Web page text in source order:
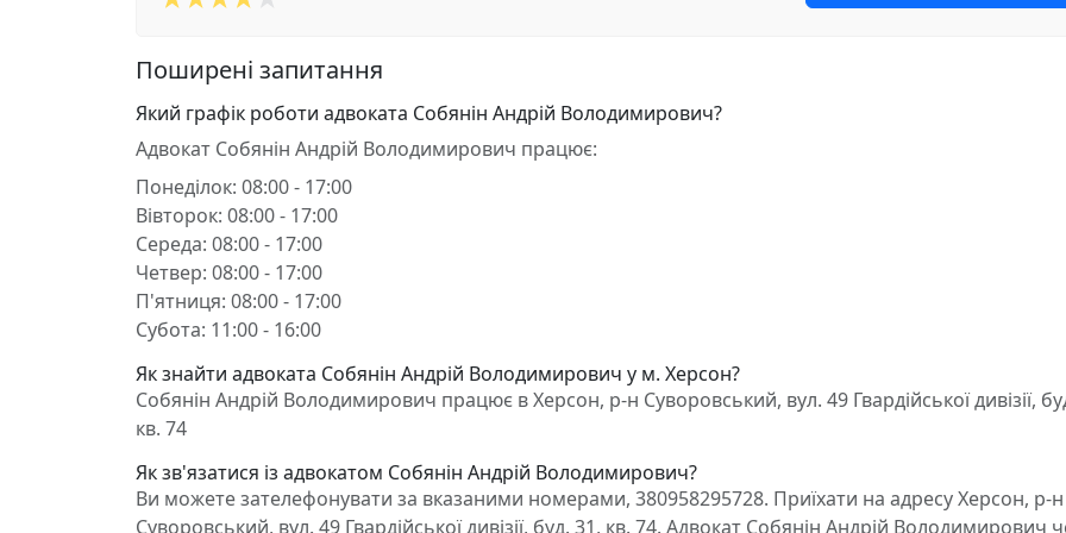
Поширені запитання
Який графік роботи адвоката Собянін Андрій Володимирович?
Адвокат Собянін Андрій Володимирович працює:
Понеділок: 08:00 - 17:00
Вівторок: 08:00 - 17:00
Середа: 08:00 - 17:00
Четвер: 08:00 - 17:00
П'ятниця: 08:00 - 17:00
Субота: 11:00 - 16:00
Як знайти адвоката Собянін Андрій Володимирович у м. Херсон?
Собянін Андрій Володимирович працює в Херсон, р-н Суворовський, вул. 49 Гвардійської дивізії,
кв. 74
Як зв'язатися із адвокатом Собянін Андрій Володимирович?
Ви можете зателефонувати за вказаними номерами, 380958295728. Приїхати на адресу Херсон, р-н
Суворовський, вул. 49 Гвардійської дивізії, буд. 31, кв. 74. Адвокат Собянін Андрій Володимирович